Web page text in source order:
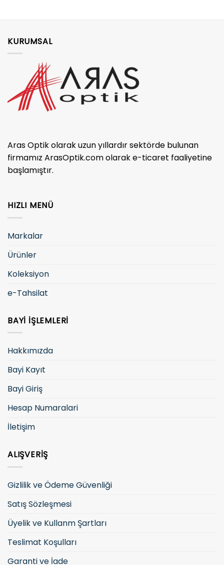
KURUMSAL
Aras Optik olarak uzun yıllardır sektörde bulunan
firmamız ArasOptik.com olarak e-ticaret faaliyetine
başlamıştır.
HIZLI MENÜ
Markalar
Ürünler
Koleksiyon
e-Tahsilat
BAYI İŞLEMLERI
Hakkımızda
Bayi Kayıt
Bayi Giriş
Hesap Numaralari
İletişim
ALIŞVERIŞ
Gizlilik ve Ödeme Güvenliği
Satış Sözleşmesi
Üyelik ve Kullanm Şartları
Teslimat Koşulları
Garanti ve İade